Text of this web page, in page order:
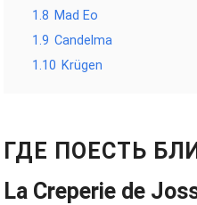
1.8 Mad Eo
1.9 Candelma
1.10 Krügen
ГДЕ ПОЕСТЬ
La Creperie de